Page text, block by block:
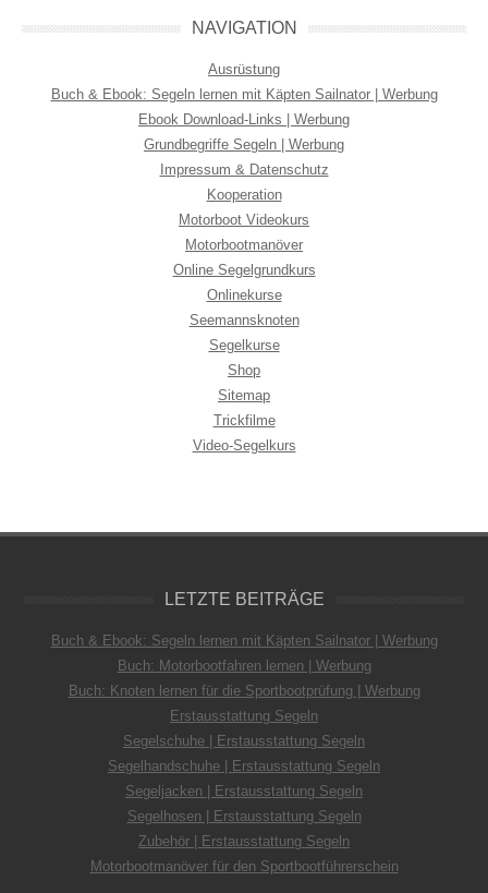
NAVIGATION
Ausrüstung
Buch & Ebook: Segeln lernen mit Käpten Sailnator | Werbung
Ebook Download-Links | Werbung
Grundbegriffe Segeln | Werbung
Impressum & Datenschutz
Kooperation
Motorboot Videokurs
Motorbootmanöver
Online Segelgrundkurs
Onlinekurse
Seemannsknoten
Segelkurse
Shop
Sitemap
Trickfilme
Video-Segelkurs
LETZTE BEITRÄGE
Buch & Ebook: Segeln lernen mit Käpten Sailnator | Werbung
Buch: Motorbootfahren lernen | Werbung
Buch: Knoten lernen für die Sportbootprüfung | Werbung
Erstausstattung Segeln
Segelschuhe | Erstausstattung Segeln
Segelhandschuhe | Erstausstattung Segeln
Segeljacken | Erstausstattung Segeln
Segelhosen | Erstausstattung Segeln
Zubehör | Erstausstattung Segeln
Motorbootmanöver für den Sportbootführerschein